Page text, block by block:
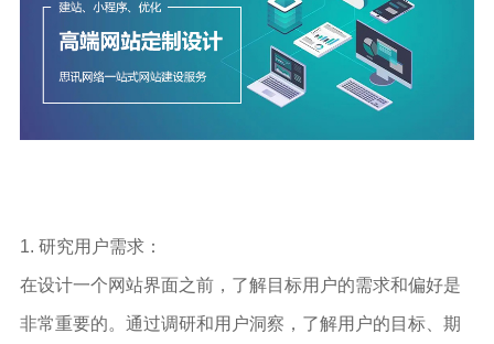
1. 研究用户需求：
在设计一个网站界面之前，了解目标用户的需求和偏好是
非常重要的。通过调研和用户洞察，了解用户的目标、期